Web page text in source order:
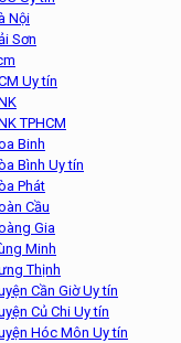
Nội
Sơn
Uy tín
TPHCM
Binh
Bình Uy tín
Phát
Cầu
Gia
Minh
Thịnh
Cần Giờ Uy tín
Củ Chi Uy tín
Hóc Môn Uy tín